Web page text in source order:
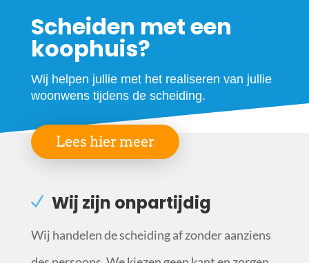
Scheiden met een
koophuis?
Wij helpen jullie met het realiseren van jullie
woonwens tijdens de scheiding.
Lees hier meer
Wij zijn onpartijdig
Wij handelen de scheiding af zonder aanziens